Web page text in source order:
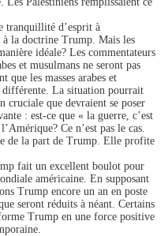
tranquillité d’esprit à
à la doctrine Trump. Mais les
idéale? Les commentateurs
et musulmans ne seront pas
que les masses arabes et
différente. La situation pourrait
cruciale que devraient se poser
: est-ce que « la guerre, c’est
Ce n’est pas le cas.
de la part de Trump. Elle profite
fait un excellent boulot pour
américaine. En supposant
Trump encore un an en poste
seront réduits à néant. Certains
Trump en une force positive